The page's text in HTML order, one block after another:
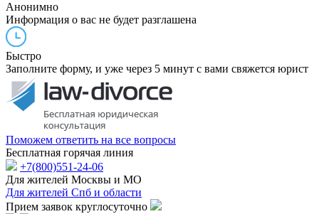
Анонимно
Информация о вас не будет разглашена
Быстро
Заполните форму, и уже через 5 минут с вами свяжется юрист
Поможем ответить на все вопросы
Бесплатная горячая линия
+7(800)551-24-06
Для жителей Москвы и МО
Для жителей Спб и области
Прием заявок круглосуточно